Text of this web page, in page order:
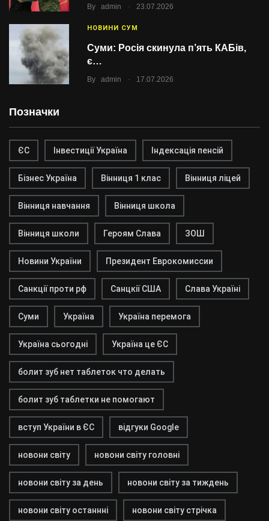
By admin . 23.07.2026
НОВИНИ СУМ
Суми: Росія скинула п’ять КАБів,
є…
By admin . 17.07.2026
Позначки
ЄС Інвестиції Україна Індексація пенсій
Бізнес Україна Вінниця 1 клас Вінниця ліцей
Вінниця навчання Вінниця школа
Вінниця школи Героям Слава ЗОШ
Новини України Президент Еврокомиссии
Санкції проти рф Санцкії США Слава Україні
Суми Україна Україна перемога
Україна сьогодні Україна це ЄС
болит зуб нет таблеток что делать
болит зуб таблетки не помогают
вступ України в ЄС відгуки Google
новони світу новони світу головні
новони світу за день новони світу за тиждень
новони світу останнні новони світу стрічка